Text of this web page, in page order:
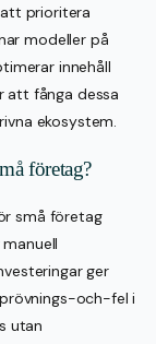
prioritera
modeller på
innehåll
att fånga dessa
ekosystem.
företag?
små företag
ger
och-fel i
utan